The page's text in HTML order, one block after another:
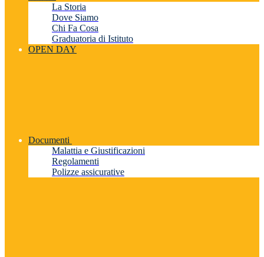
La Storia
Dove Siamo
Chi Fa Cosa
Graduatoria di Istituto
OPEN DAY
Documenti
Malattia e Giustificazioni
Regolamenti
Polizze assicurative